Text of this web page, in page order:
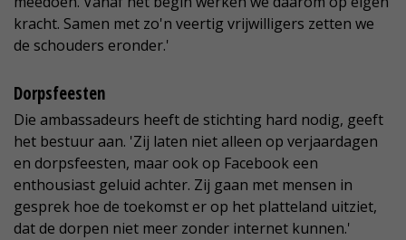
kracht. Samen met zo'n veertig vrijwilligers zetten we
de schouders eronder.'
Dorpsfeesten
Die ambassadeurs heeft de stichting hard nodig, geeft
het bestuur aan. 'Zij laten niet alleen op verjaardagen
en dorpsfeesten, maar ook op Facebook een
enthousiast geluid achter. Zij gaan met mensen in
gesprek hoe de toekomst er op het platteland uitziet,
dat de dorpen niet meer zonder internet kunnen.'